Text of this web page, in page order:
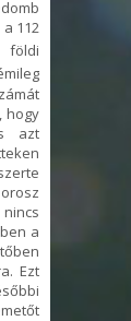
112
hogy
azt
a
Ezt